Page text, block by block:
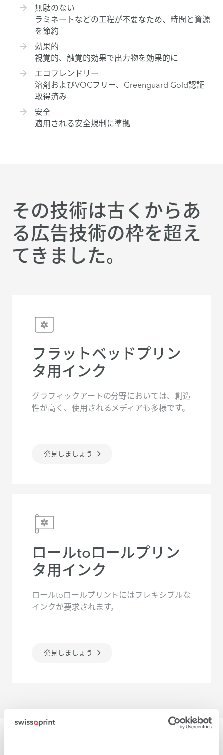
無駄のない
ラミネートなどの工程が不要なため、時間と資源
を節約
効果的
視覚的、触覚的効果で出力物を効果的に
エコフレンドリー
溶剤およびVOCフリー、Greenguard Gold認証
取得済み
安全
適用される安全規制に準拠
その技術は古くからあ
る広告技術の枠を超え
てきました。
フラットベッドプリン
タ用インク
グラフィックアートの分野においては、創造
性が高く、使用されるメディアも多様です。
発見しましょう
ロールtoロールプリン
タ用インク
ロールtoロールプリントにはフレキシブルな
インクが要求されます。
発見しましょう